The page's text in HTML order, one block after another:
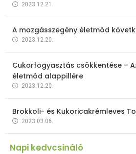
2023.12.21.
A mozgásszegény életmód
2023.12.20.
Cukorfogyasztás csökkentése –
életmód alappillére
2023.12.20.
Brokkoli- és Kukoricakrémleves
2023.03.06.
Napi kedvcsináló